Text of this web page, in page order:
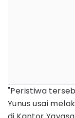
"Peristiwa
Yunus usai